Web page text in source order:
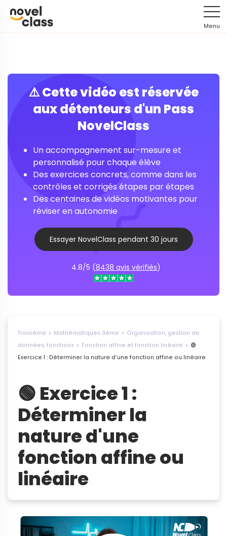
Menu
⚠️ Cette vidéo est réservée
aux détenteurs d'un Pass
NovelClass
Un accompagnement sur-mesure et
personnalisé pour chaque élève
Des exercices concrets, comme dans les
contrôles et corrigés étapes par étapes
Des centaines de vidéos motivantes pour
réviser en autonomie
Essayer NovelClass pendant 30 jours
4.8/5 (8438 avis vérifiés)
Troisième Mathématiques 3ème
Organisation, gestion de
données, fonctions
Fonction affine et fonction linéaire
🟢
Exercice 1 : Déterminer la nature d'une fonction affine ou linéaire
🟢 Exercice 1 :
Déterminer la
nature d'une
fonction affine ou
linéaire